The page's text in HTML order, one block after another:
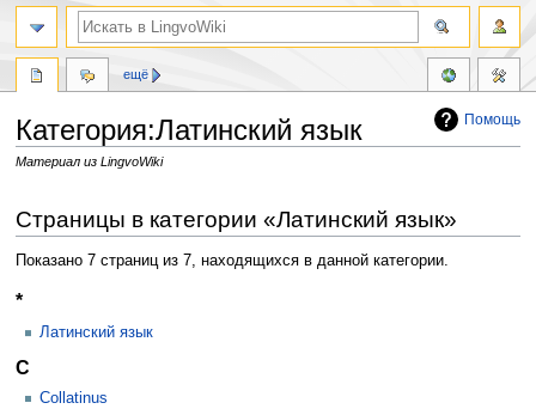
Помощь
Категория:Латинский язык
Материал из LingvoWiki
ккСтраницы в категории «Латинский язык»
Показано 7 страниц из 7, находящихся в данной категории.
*
Латинский язык
C
Collatinus
ещё